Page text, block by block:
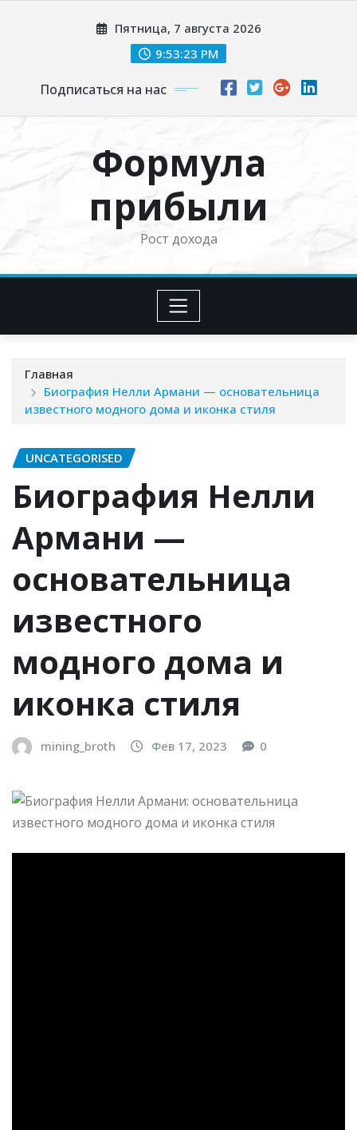
Пятница, 7 августа 2026
9:53:24 PM
Подписаться на нас
Формула
прибыли
Рост дохода
Главная
Биография Нелли Армани — основательница
известного модного дома и иконка стиля
UNCATEGORISED
Биография Нелли
Армани —
основательница
известного
модного дома и
иконка стиля
mining_broth Фев 17, 2023 0